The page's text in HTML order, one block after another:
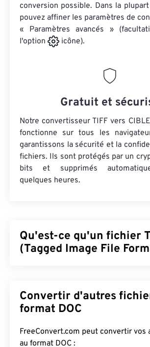
conversion possible. Dans la
pouvez affiner les paramètres de
« Paramètres avancés »
l'option
icône).
Gratuit et
Notre convertisseur TIFF vers
fonctionne sur tous les
garantissons la sécurité et la
fichiers. Ils sont protégés par un
bits et supprimés
quelques heures.
Qu'est-ce qu'un fichier
(Tagged Image File
les plus courants. Il est
la publicité numérique et la PAO. Sa
nécessaire pourcontenirdes
fichiers image compressés sans
Convertir d'autres
format DOC
FreeConvert.com peut convertir vos
au format DOC :